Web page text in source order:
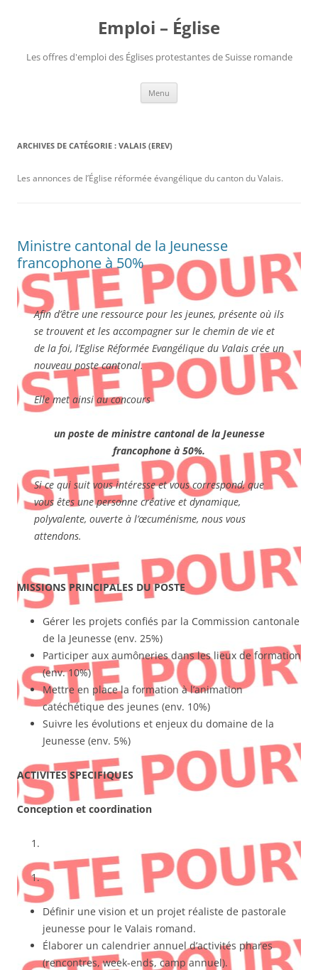
Emploi – Église
Les offres d'emploi des Églises protestantes de Suisse romande
Menu
ARCHIVES DE CATÉGORIE : VALAIS (EREV)
Les annonces de l’Église réformée évangélique du canton du Valais.
Ministre cantonal de la Jeunesse
francophone à 50%
Afin d’être une ressource pour les jeunes, présente où ils
se trouvent et les accompagner sur le chemin de vie et
de la foi, l’Eglise Réformée Evangélique du Valais crée un
nouveau poste cantonal.
Elle met ainsi au concours
un poste de ministre cantonal de la Jeunesse
francophone à 50%.
Si ce qui suit vous intéresse et vous correspond, que
vous êtes une personne créative et dynamique,
polyvalente, ouverte à l’œcuménisme, nous vous
attendons.
MISSIONS PRINCIPALES DU POSTE
Gérer les projets confiés par la Commission cantonale
de la Jeunesse (env. 25%)
Participer aux aumôneries dans les lieux de formation
(env. 10%)
Mettre en place la formation à l’animation
catéchétique des jeunes (env. 10%)
Suivre les évolutions et enjeux du domaine de la
Jeunesse (env. 5%)
ACTIVITES SPECIFIQUES
Conception et coordination
Définir une vision et un projet réaliste de pastorale
jeunesse pour le Valais romand.
Élaborer un calendrier annuel d’activités phares
(rencontres, week-ends, camp annuel).